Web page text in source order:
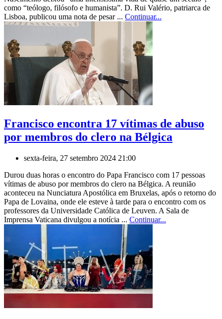
como “teólogo, filósofo e humanista”. D. Rui Valério, patriarca de
Lisboa, publicou uma nota de pesar ... Continuar...
Francisco encontra 17 vítimas de abuso
por membros do clero na Bélgica
sexta-feira, 27 setembro 2024 21:00
Durou duas horas o encontro do Papa Francisco com 17 pessoas
vítimas de abuso por membros do clero na Bélgica. A reunião
aconteceu na Nunciatura Apostólica em Bruxelas, após o retorno do
Papa de Lovaina, onde ele esteve à tarde para o encontro com os
professores da Universidade Católica de Leuven. A Sala de
Imprensa Vaticana divulgou a notícia ... Continuar...